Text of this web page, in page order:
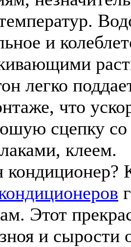
и
легко
что
сцепку
клеем.
Этот
и сырости